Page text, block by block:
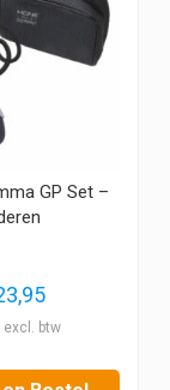
GP Set –